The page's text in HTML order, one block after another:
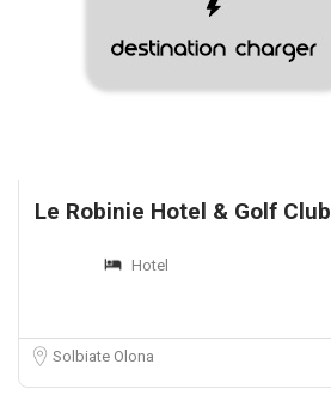
Le Robinie Hotel & Golf Club
Hotel
Solbiate Olona